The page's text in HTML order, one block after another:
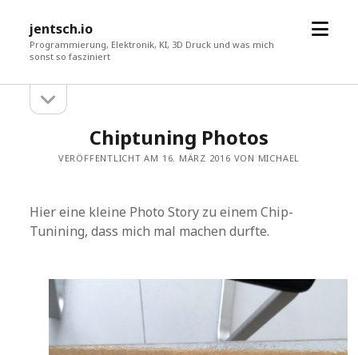
jentsch.io
Programmierung, Elektronik, KI, 3D Druck und was mich
sonst so fasziniert
Menü
Sidebaröffnen
Chiptuning Photos
VERÖFFENTLICHT AM 16. MÄRZ 2016 VON MICHAEL
Hier eine kleine Photo Story zu einem Chip-
Tunining, dass mich mal machen durfte.